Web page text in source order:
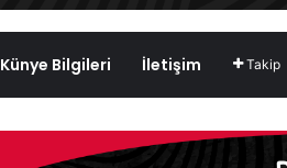
Künye Bilgileri İletişim Takip